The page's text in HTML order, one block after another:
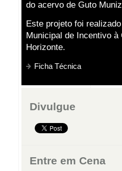
do acervo de Guto
Este projeto foi
Municipal de Incentivo à
Horizonte.
Ficha Técnica
Divulgue
Entre em Cena